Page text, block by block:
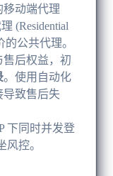
移动端代理
(Residential
公共代理。
售后权益，初
​。使用自动化
导致售后失
下同时并发登
风控。